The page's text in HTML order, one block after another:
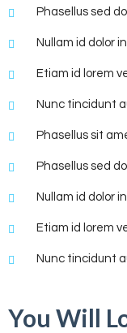
Phasellus sed
Nullam id dolor
Etiam id lorem
Nunc tincidunt
Phasellus sit
Phasellus sed
Nullam id dolor
Etiam id lorem
Nunc tincidunt
You Will